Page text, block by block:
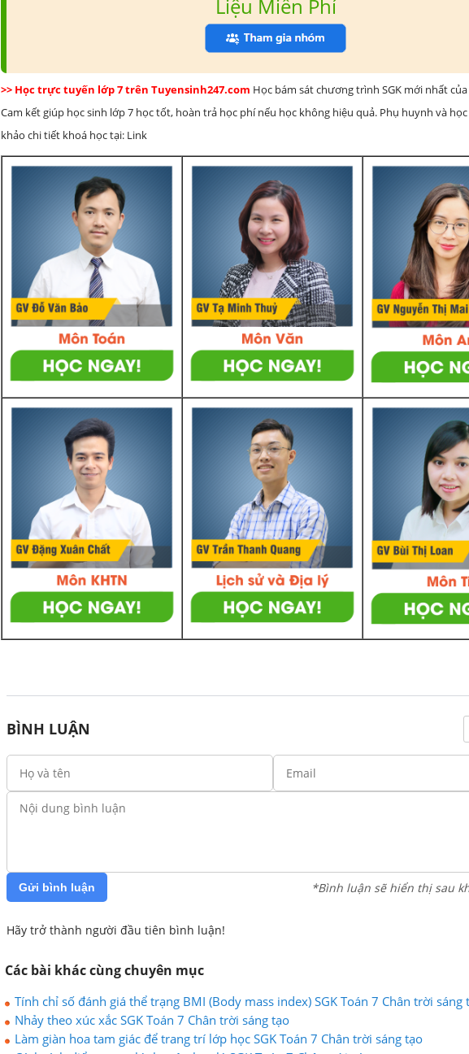
Liệu Miễn Phí
>> Học trực tuyến lớp 7 trên Tuyensinh247.com Học bám sát chương trình SGK mới nhất của
Cam kết giúp học sinh lớp 7 học tốt, hoàn trả học phí nếu học không hiệu quả. Phụ huynh và
khảo chi tiết khoá học tại: Link
BÌNH LUẬN
Gửi bình luận *Bình luận sẽ hiển thị sau
Hãy trở thành người đầu tiên bình luận!
Các bài khác cùng chuyên mục
Tính chỉ số đánh giá thể trạng BMI (Body mass index) SGK Toán 7 Chân trời sáng
Nhảy theo xúc xắc SGK Toán 7 Chân trời sáng tạo
Làm giàn hoa tam giác để trang trí lớp học SGK Toán 7 Chân trời sáng tạo